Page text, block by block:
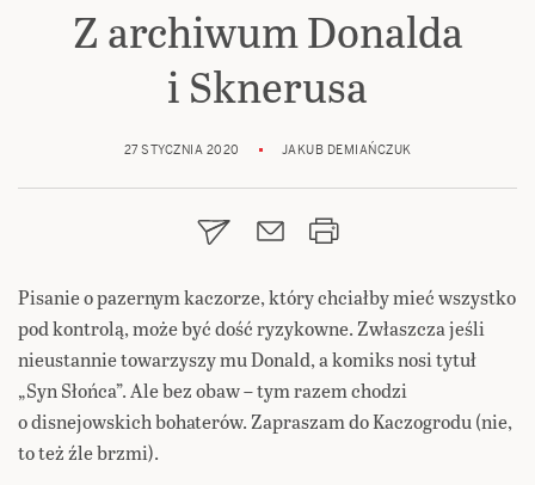
Z archiwum Donalda
i Sknerusa
27 STYCZNIA 2020 JAKUB DEMIAŃCZUK
Pisanie o pazernym kaczorze, który chciałby mieć wszystko
pod kontrolą, może być dość ryzykowne. Zwłaszcza jeśli
nieustannie towarzyszy mu Donald, a komiks nosi tytuł
„Syn Słońca”. Ale bez obaw – tym razem chodzi
o disnejowskich bohaterów. Zapraszam do Kaczogrodu (nie,
to też źle brzmi).